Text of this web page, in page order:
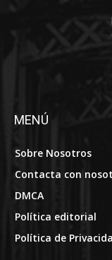
MENÚ
Sobre Nosotros
Contacta con
DMCA
Política editorial
Política de